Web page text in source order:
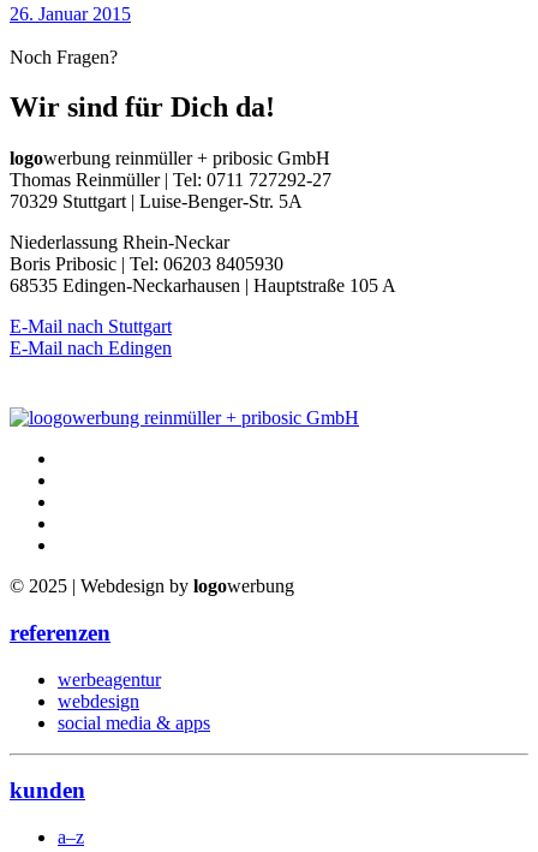
26. Januar 2015
Noch Fragen?
Wir sind für Dich da!
logowerbung reinmüller + pribosic GmbH
Thomas Reinmüller | Tel: 0711 727292-27
70329 Stuttgart | Luise-Benger-Str. 5A
Niederlassung Rhein-Neckar
Boris Pribosic | Tel: 06203 8405930
68535 Edingen-Neckarhausen | Hauptstraße 105 A
E-Mail nach Stuttgart
E-Mail nach Edingen
© 2025 | Webdesign by logowerbung
referenzen
werbeagentur
webdesign
social media & apps
kunden
a–z